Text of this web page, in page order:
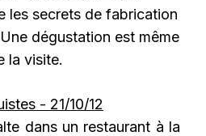
les secrets de fabrication
dégustation est même
la visite.
dans un restaurant à la